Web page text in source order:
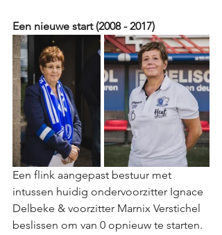
Een nieuwe start (2008 - 2017)
Een flink aangepast bestuur met
intussen huidig ondervoorzitter Ignace
Delbeke & voorzitter Marnix Verstichel
beslissen om van 0 opnieuw te starten.